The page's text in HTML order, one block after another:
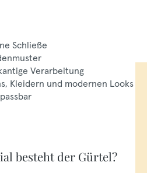
Schließe
Verarbeitung
Kleidern und modernen Looks
besteht der Gürtel?